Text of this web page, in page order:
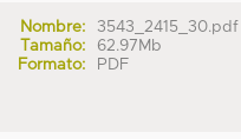
Nombre:
3543_2415_30.pdf
Tamaño:
62.97Mb
Formato:
PDF